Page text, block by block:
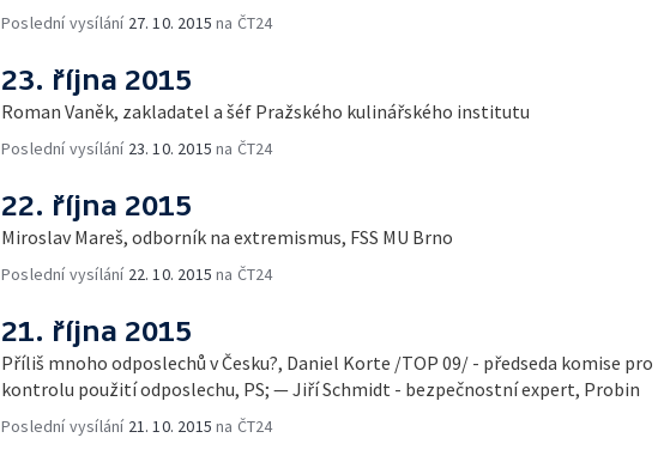
Poslední vysílání 27. 10. 2015 na ČT24
23. října 2015
Roman Vaněk, zakladatel a šéf Pražského kulinářského institutu
Poslední vysílání 23. 10. 2015 na ČT24
22. října 2015
Miroslav Mareš, odborník na extremismus, FSS MU Brno
Poslední vysílání 22. 10. 2015 na ČT24
21. října 2015
Příliš mnoho odposlechů v Česku?, Daniel Korte /TOP 09/ - předseda komise pro
kontrolu použití odposlechu, PS; — Jiří Schmidt - bezpečnostní expert, Probin
Poslední vysílání 21. 10. 2015 na ČT24